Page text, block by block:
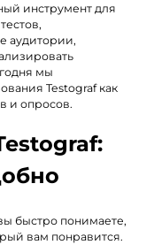
инструмент для
аудитории,
мы
Testograf как
и опросов.
быстро понимаете,
вам понравится.